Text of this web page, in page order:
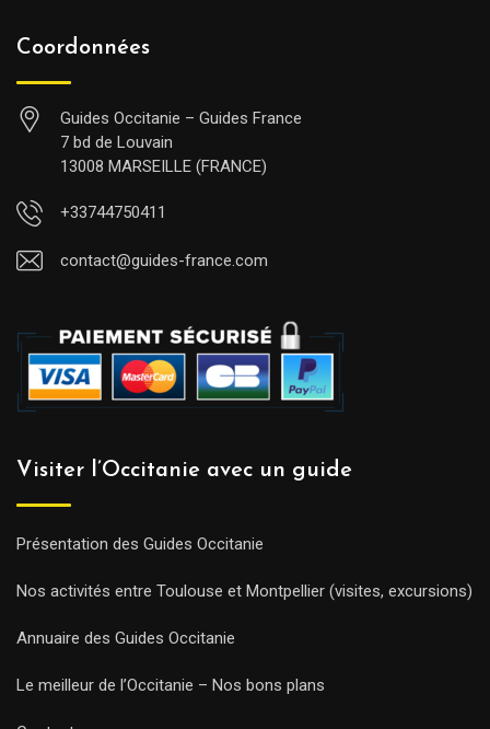
Coordonnées
Guides Occitanie – Guides France
7 bd de Louvain
13008 MARSEILLE (FRANCE)
+33744750411
contact@guides-france.com
Visiter l’Occitanie avec un guide
Présentation des Guides Occitanie
Nos activités entre Toulouse et Montpellier (visites, excursions)
Annuaire des Guides Occitanie
Le meilleur de l’Occitanie – Nos bons plans